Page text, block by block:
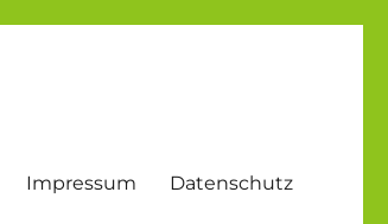
Impressum Datenschutz